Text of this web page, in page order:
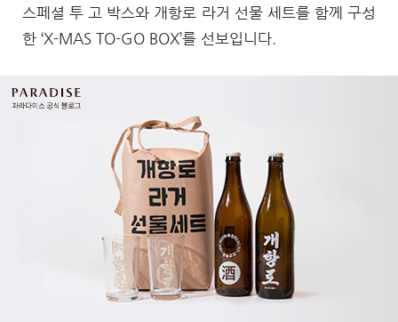
스페셜 투 고 박스와 개항로 라거 선물 세트를 함께 구성
한 ‘X-MAS TO-GO BOX’를 선보입니다.